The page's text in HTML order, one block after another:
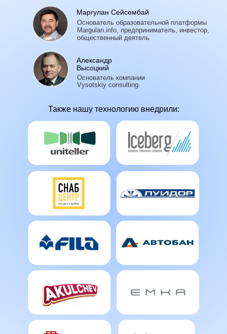
Маргулан Сейсембай
Основатель образовательной платформы
Margulan.info, предприниматель, инвестор,
общественный деятель
Александр
Высоцкий
Основатель компании
Vysotskiy сonsulting
Также нашу технологию внедрили: